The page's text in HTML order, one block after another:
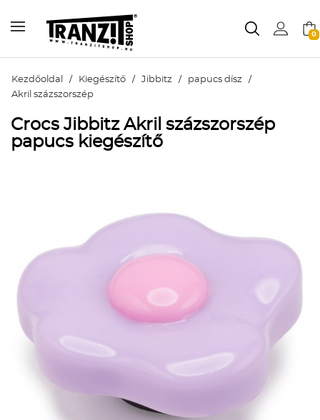
0
Kezdőoldal / Kiegészítő / Jibbitz / papucs dísz /
Akril százszorszép
Crocs Jibbitz Akril százszorszép
papucs kiegészítő